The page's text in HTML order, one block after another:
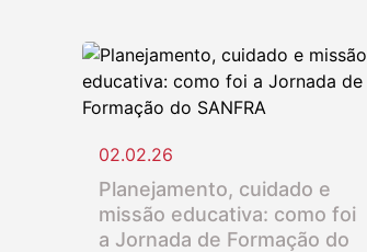
02.02.26
Planejamento, cuidado e
missão educativa: como foi
a Jornada de Formação do